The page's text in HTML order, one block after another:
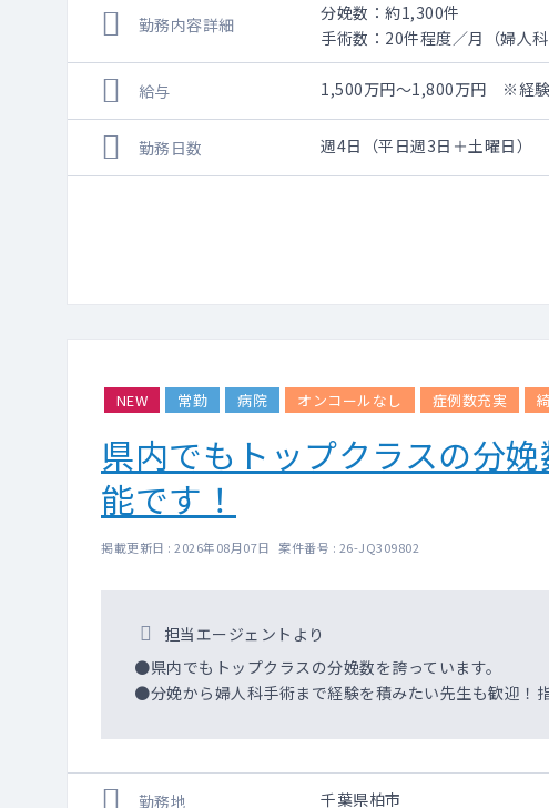
勤務内容詳細
分娩数：約1,300件
手術数：20件程度／月（婦人科
給与 1,500万円～1,800万円 ※経験
勤務日数 週4日（平日週3日＋土曜日）
NEW 常勤 病院 オンコールなし 症例数充実
県内でもトップクラスの分
能です！
掲載更新日 : 2026年08月07日 案件番号 : 26-JQ309802
担当エージェントより
●県内でもトップクラスの分娩数を誇っています。
●分娩から婦人科手術まで経験を積みたい先生も歓迎！
勤務地 千葉県柏市